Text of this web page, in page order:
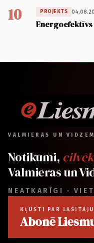
10 PROJEKTS
Energoefektīvs
VALMIERAS UN
Notikumi,
Valmieras un
NEATKARĪGI ·
KĻŪSTI PAR LASĪTĀJU
Abonē